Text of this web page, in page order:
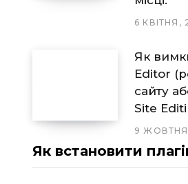
6 КВІТНЯ,
Як
Editor
сайту
Site
9
Як встановити